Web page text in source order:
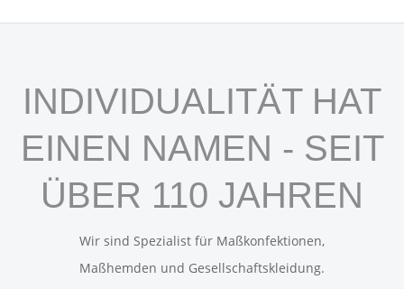
INDIVIDUALITÄT HAT
EINEN NAMEN - SEIT
ÜBER 110 JAHREN
Wir sind Spezialist für Maßkonfektionen,
Maßhemden und Gesellschaftskleidung.